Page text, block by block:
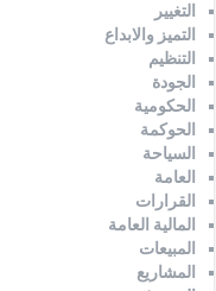
التغيير
التميز والابداع
التنظيم
الجودة
الحكومية
الحوكمة
السياحة
العامة
القرارات
المالية العامة
المبيعات
المشاريع